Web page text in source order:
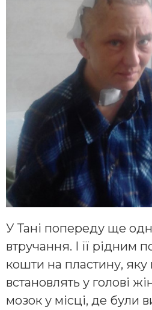
У Тані попереду ще
втручання. І її рідним
кошти на пластину,
встановлять у голові
мозок у місці, де були